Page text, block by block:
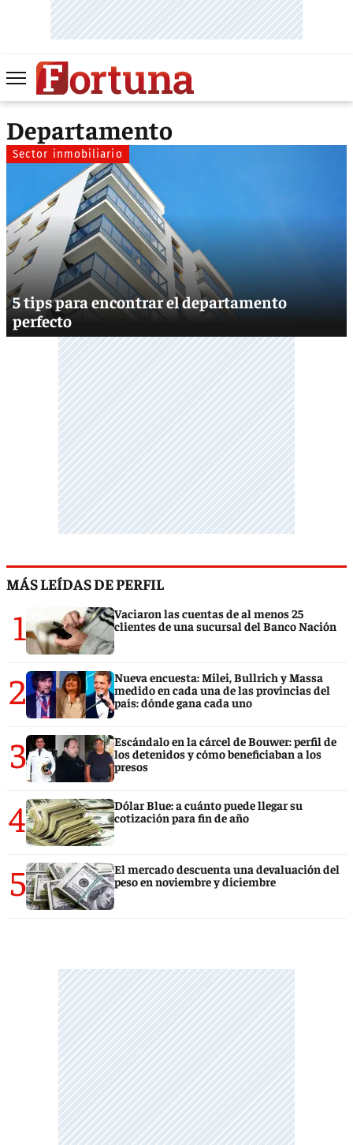
Departamento
Sector inmobiliario
5 tips para encontrar el departamento
perfecto
MÁS LEÍDAS DE PERFIL
1
Vaciaron las cuentas de al menos 25
clientes de una sucursal del Banco Nación
2
Nueva encuesta: Milei, Bullrich y Massa
medido en cada una de las provincias del
país: dónde gana cada uno
3
Escándalo en la cárcel de Bouwer: perfil de
los detenidos y cómo beneficiaban a los
presos
4
Dólar Blue: a cuánto puede llegar su
cotización para fin de año
5
El mercado descuenta una devaluación del
peso en noviembre y diciembre